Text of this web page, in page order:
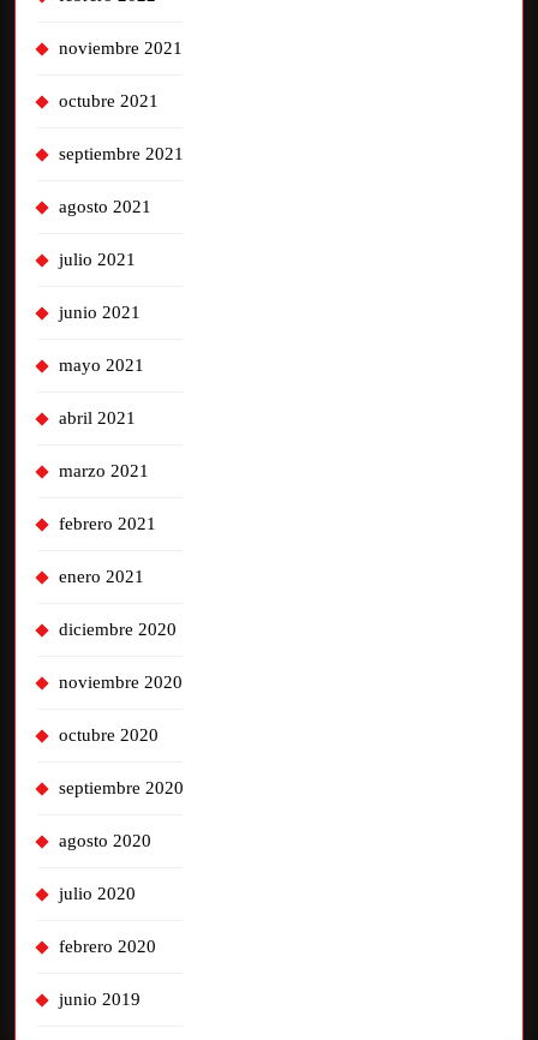
noviembre 2021
octubre 2021
septiembre 2021
agosto 2021
julio 2021
junio 2021
mayo 2021
abril 2021
marzo 2021
febrero 2021
enero 2021
diciembre 2020
noviembre 2020
octubre 2020
septiembre 2020
agosto 2020
julio 2020
febrero 2020
junio 2019